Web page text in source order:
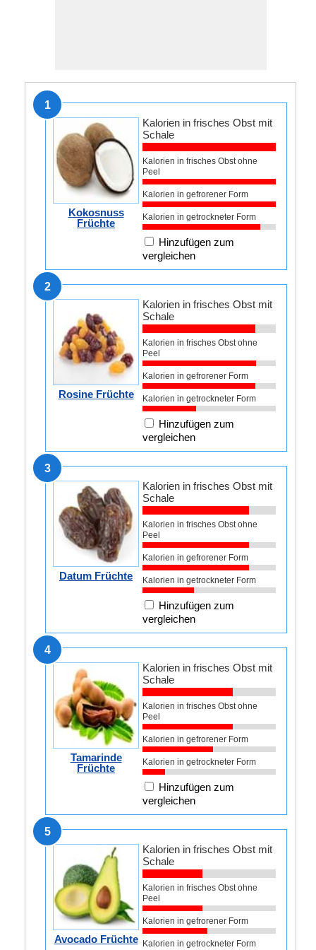
1
Kokosnuss
Früchte
Kalorien in frisches Obst mit
Schale
Kalorien in frisches Obst ohne
Peel
Kalorien in gefrorener Form
Kalorien in getrockneter Form
Hinzufügen zum
vergleichen
2
Rosine Früchte
Kalorien in frisches Obst mit
Schale
Kalorien in frisches Obst ohne
Peel
Kalorien in gefrorener Form
Kalorien in getrockneter Form
Hinzufügen zum
vergleichen
3
Datum Früchte
Kalorien in frisches Obst mit
Schale
Kalorien in frisches Obst ohne
Peel
Kalorien in gefrorener Form
Kalorien in getrockneter Form
Hinzufügen zum
vergleichen
4
Tamarinde
Früchte
Kalorien in frisches Obst mit
Schale
Kalorien in frisches Obst ohne
Peel
Kalorien in gefrorener Form
Kalorien in getrockneter Form
Hinzufügen zum
vergleichen
5
Avocado Früchte
Kalorien in frisches Obst mit
Schale
Kalorien in frisches Obst ohne
Peel
Kalorien in gefrorener Form
Kalorien in getrockneter Form